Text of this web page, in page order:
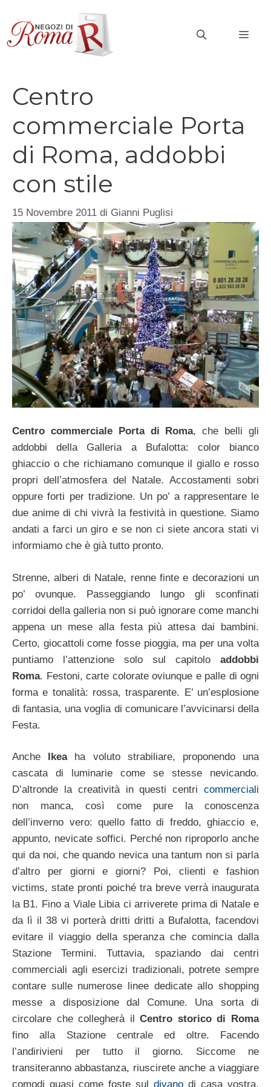
contenuto
Centro
commerciale Porta
di Roma, addobbi
con stile
15 Novembre 2011 di Gianni Puglisi
Centro commerciale Porta di Roma, che belli gli
addobbi della Galleria a Bufalotta: color bianco
ghiaccio o che richiamano comunque il giallo e rosso
propri dell’atmosfera del Natale. Accostamenti sobri
oppure forti per tradizione. Un po’ a rappresentare le
due anime di chi vivrà la festività in questione. Siamo
andati a farci un giro e se non ci siete ancora stati vi
informiamo che è già tutto pronto.
Strenne, alberi di Natale, renne finte e decorazioni un
po’ ovunque. Passeggiando lungo gli sconfinati
corridoi della galleria non si può ignorare come manchi
appena un mese alla festa più attesa dai bambini.
Certo, giocattoli come fosse pioggia, ma per una volta
puntiamo l’attenzione solo sul capitolo addobbi
Roma. Festoni, carte colorate oviunque e palle di ogni
forma e tonalità: rossa, trasparente. E’ un’esplosione
di fantasia, una voglia di comunicare l’avvicinarsi della
Festa.
Anche Ikeaha voluto strabiliare, proponendo una
cascata di luminarie come se stesse nevicando.
D’altronde la creatività in questi centri commerciali
non manca, così come pure la conoscenza
dell’inverno vero: quello fatto di freddo, ghiaccio e,
appunto, nevicate soffici. Perché non riproporlo anche
qui da noi, che quando nevica una tantum non si parla
d’altro per giorni e giorni? Poi, clienti e fashion
victims, state pronti poiché tra breve verrà inaugurata
la B1. Fino a Viale Libia ci arriverete prima di Natale e
da lì il 38 vi porterà dritti dritti a Bufalotta, facendovi
evitare il viaggio della speranza che comincia dalla
Stazione Termini. Tuttavia, spaziando dai centri
commerciali agli esercizi tradizionali, potrete sempre
contare sulle numerose linee dedicate allo shopping
messe a disposizione dal Comune. Una sorta di
circolare che collegherà ilCentro storico di Roma
fino alla Stazione centrale ed oltre. Facendo
l’andirivieni per tutto il giorno. Siccome ne
transiteranno abbastanza, riuscirete anche a viaggiare
comodi quasi come foste sul divano di casa vostra.